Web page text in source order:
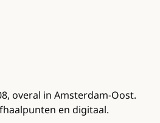
overal in Amsterdam-Oost.
en digitaal.